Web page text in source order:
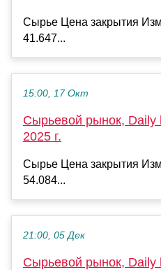
Сырье Цена закрытия
41.647...
15:00, 17 Окт
Сырьевой рынок, Daily
2025 г.
Сырье Цена закрытия
54.084...
21:00, 05 Дек
Сырьевой рынок, Daily